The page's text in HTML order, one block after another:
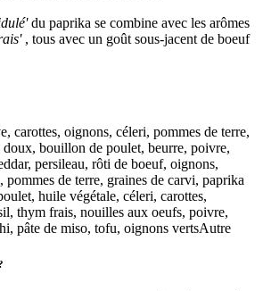
du paprika se combine avec les arômes
, tous avec un goût sous-jacent de boeuf
carottes, oignons, céleri, pommes de terre,
doux, bouillon de poulet, beurre, poivre,
persileau, rôti de boeuf, oignons,
pommes de terre, graines de carvi, paprika
huile végétale, céleri, carottes,
thym frais, nouilles aux oeufs, poivre,
pâte de miso, tofu, oignons vertsAutre